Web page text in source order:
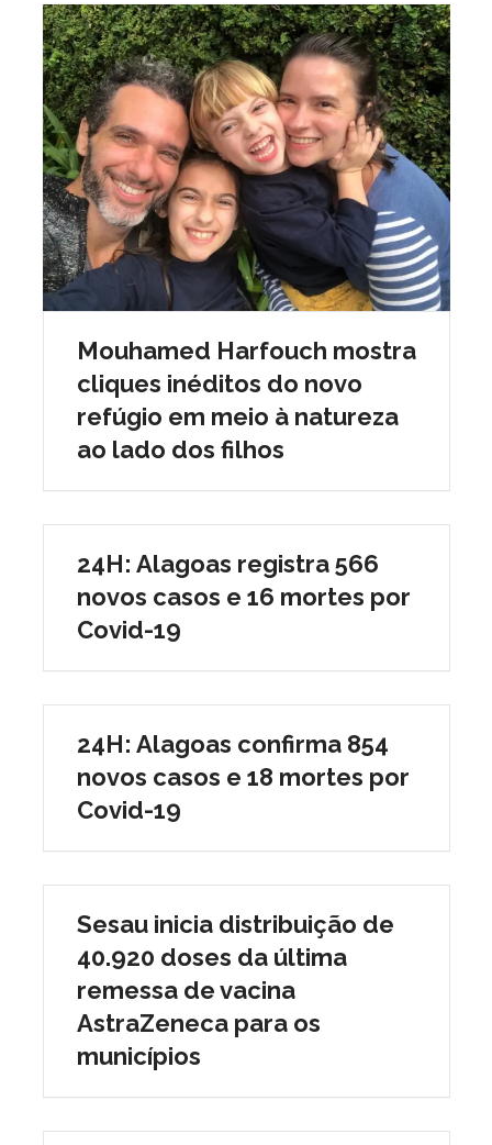
Mouhamed Harfouch mostra
cliques inéditos do novo
refúgio em meio à natureza
ao lado dos filhos
24H: Alagoas registra 566
novos casos e 16 mortes por
Covid-19
24H: Alagoas confirma 854
novos casos e 18 mortes por
Covid-19
Sesau inicia distribuição de
40.920 doses da última
remessa de vacina
AstraZeneca para os
municípios